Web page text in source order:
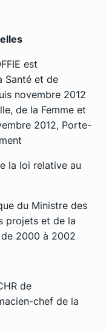
est
Santé et de
novembre 2012
de la Femme et
2012, Porte-
la loi relative au
du Ministre des
projets et de la
2000 à 2002
de
chef de la